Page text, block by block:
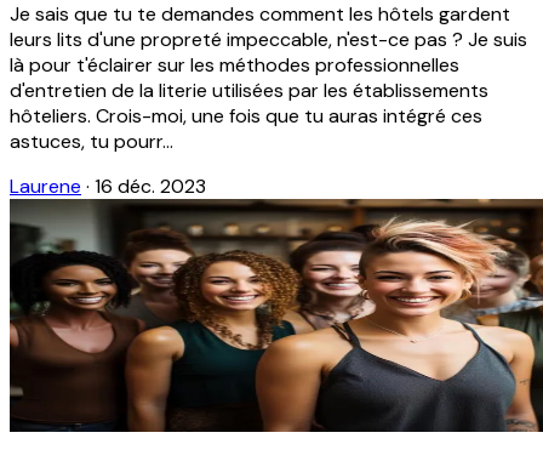
Je sais que tu te demandes comment les hôtels gardent
leurs lits d'une propreté impeccable, n'est-ce pas ? Je suis
là pour t'éclairer sur les méthodes professionnelles
d'entretien de la literie utilisées par les établissements
hôteliers. Crois-moi, une fois que tu auras intégré ces
astuces, tu pourr...
Laurene · 16 déc. 2023